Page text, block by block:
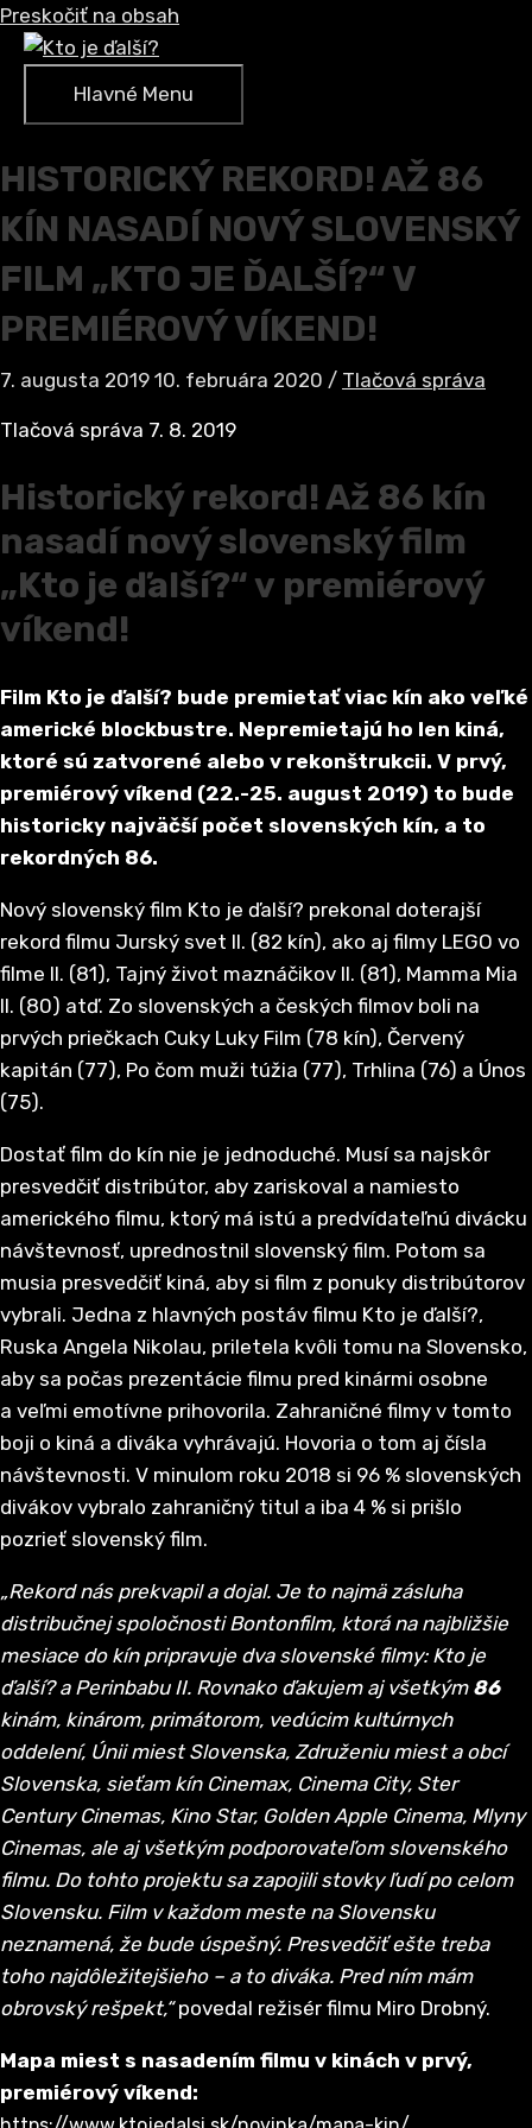
Preskočiť na obsah
Hlavné Menu
HISTORICKÝ REKORD! AŽ 86
KÍN NASADÍ NOVÝ SLOVENSKÝ
FILM „KTO JE ĎALŠÍ?“ V
PREMIÉROVÝ VÍKEND!
7. augusta 2019 10. februára 2020 / Tlačová správa
Tlačová správa 7. 8. 2019
Historický rekord! Až 86 kín
nasadí nový slovenský film
„Kto je ďalší?“ v premiérový
víkend!
Film Kto je ďalší? bude premietať viac kín ako veľké
americké blockbustre. Nepremietajú ho len kiná,
ktoré sú zatvorené alebo v rekonštrukcii. V prvý,
premiérový víkend (22.-25. august 2019) to bude
historicky najväčší počet slovenských kín, a to
rekordných 86.
Nový slovenský film Kto je ďalší? prekonal doterajší
rekord filmu Jurský svet II. (82 kín), ako aj filmy LEGO vo
filme II. (81), Tajný život maznáčikov II. (81), Mamma Mia
II. (80) atď. Zo slovenských a českých filmov boli na
prvých priečkach Cuky Luky Film (78 kín), Červený
kapitán (77), Po čom muži túžia (77), Trhlina (76) a Únos
(75).
Dostať film do kín nie je jednoduché. Musí sa najskôr
presvedčiť distribútor, aby zariskoval a namiesto
amerického filmu, ktorý má istú a predvídateľnú divácku
návštevnosť, uprednostnil slovenský film. Potom sa
musia presvedčiť kiná, aby si film z ponuky distribútorov
vybrali. Jedna z hlavných postáv filmu Kto je ďalší?,
Ruska Angela Nikolau, priletela kvôli tomu na Slovensko,
aby sa počas prezentácie filmu pred kinármi osobne
a veľmi emotívne prihovorila. Zahraničné filmy v tomto
boji o kiná a diváka vyhrávajú. Hovoria o tom aj čísla
návštevnosti. V minulom roku 2018 si 96 % slovenských
divákov vybralo zahraničný titul a iba 4 % si prišlo
pozrieť slovenský film.
„Rekord nás prekvapil a dojal. Je to najmä zásluha
distribučnej spoločnosti Bontonfilm, ktorá na najbližšie
mesiace do kín pripravuje dva slovenské filmy: Kto je
ďalší? a Perinbabu II. Rovnako ďakujem aj všetkým 86
kinám, kinárom, primátorom, vedúcim kultúrnych
oddelení, Únii miest Slovenska, Združeniu miest a obcí
Slovenska, sieťam kín Cinemax, Cinema City, Ster
Century Cinemas, Kino Star, Golden Apple Cinema, Mlyny
Cinemas, ale aj všetkým podporovateľom slovenského
filmu. Do tohto projektu sa zapojili stovky ľudí po celom
Slovensku. Film v každom meste na Slovensku
neznamená, že bude úspešný. Presvedčiť ešte treba
toho najdôležitejšieho – a to diváka. Pred ním mám
obrovský rešpekt,“povedal režisér filmu Miro Drobný.
Mapa miest s nasadením filmu v kinách v prvý,
premiérový víkend: